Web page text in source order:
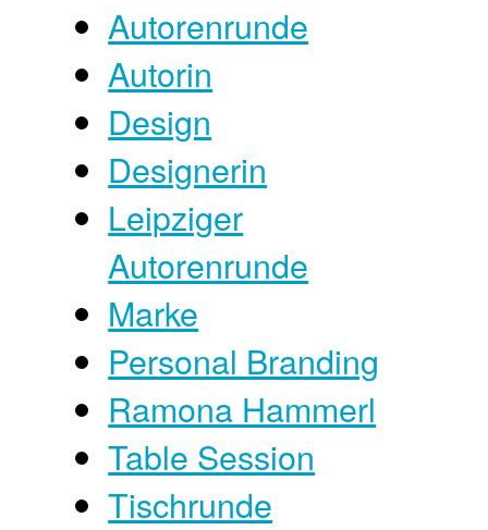
Autorenrunde
Autorin
Design
Designerin
Leipziger
Autorenrunde
Marke
Personal Branding
Ramona Hammerl
Table Session
Tischrunde